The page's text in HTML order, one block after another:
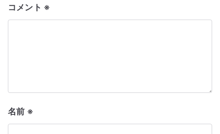
ョ
コメント ※
名前 ※